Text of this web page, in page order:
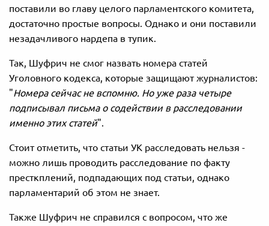
поставили во главу целого парламентского комитета,
достаточно простые вопросы. Однако и они поставили
незадачливого нардепа в тупик.
Так, Шуфрич не смог назвать номера статей
Уголовного кодекса, которые защищают журналистов:
"Номера сейчас не вспомню. Но уже раза четыре
подписывал письма о содействии в расследовании
именно этих статей".
Стоит отметить, что статьи УК расследовать нельзя -
можно лишь проводить расследование по факту
престкплений, подпадающих под статьи, однако
парламентарий об этом не знает.
Также Шуфрич не справился с вопросом, что же